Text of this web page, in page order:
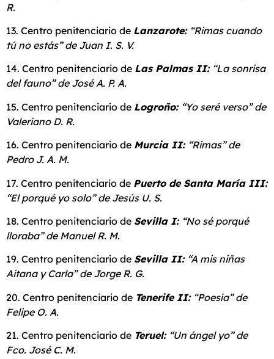
R.
13. Centro penitenciario de Lanzarote: “Rimas cuando
tú no estás” de Juan I. S. V.
14. Centro penitenciario de Las Palmas II: “La sonrisa
del fauno” de José A. P. A.
15. Centro penitenciario de Logroño: “Yo seré verso” de
Valeriano D. R.
16. Centro penitenciario de Murcia II: “Rimas” de
Pedro J. A. M.
17. Centro penitenciario de Puerto de Santa María III:
“El porqué yo solo” de Jesús U. S.
18. Centro penitenciario de Sevilla I: “No sé porqué
lloraba” de Manuel R. M.
19. Centro penitenciario de Sevilla II: “A mis niñas
Aitana y Carla” de Jorge R. G.
20. Centro penitenciario de Tenerife II: “Poesía” de
Felipe O. A.
21. Centro penitenciario de Teruel: “Un ángel yo” de
Fco. José C. M.